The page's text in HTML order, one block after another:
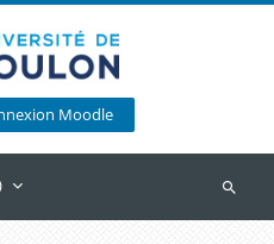
Moodle